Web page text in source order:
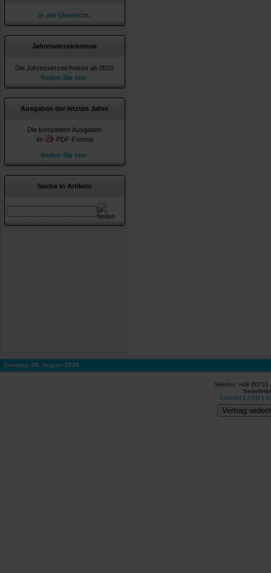
in der Übersicht.
Jahresverzeichnisse
Die Jahresverzeichnisse ab 2010
finden Sie hier
Ausgaben der letzten Jahre
Die kompletten Ausgaben
im
PDF-Format
finden Sie hier
Suche in Artikeln
Sonntag, 09. August 2026
Telefon: +49
Kontakt | AGB |
Vertrag